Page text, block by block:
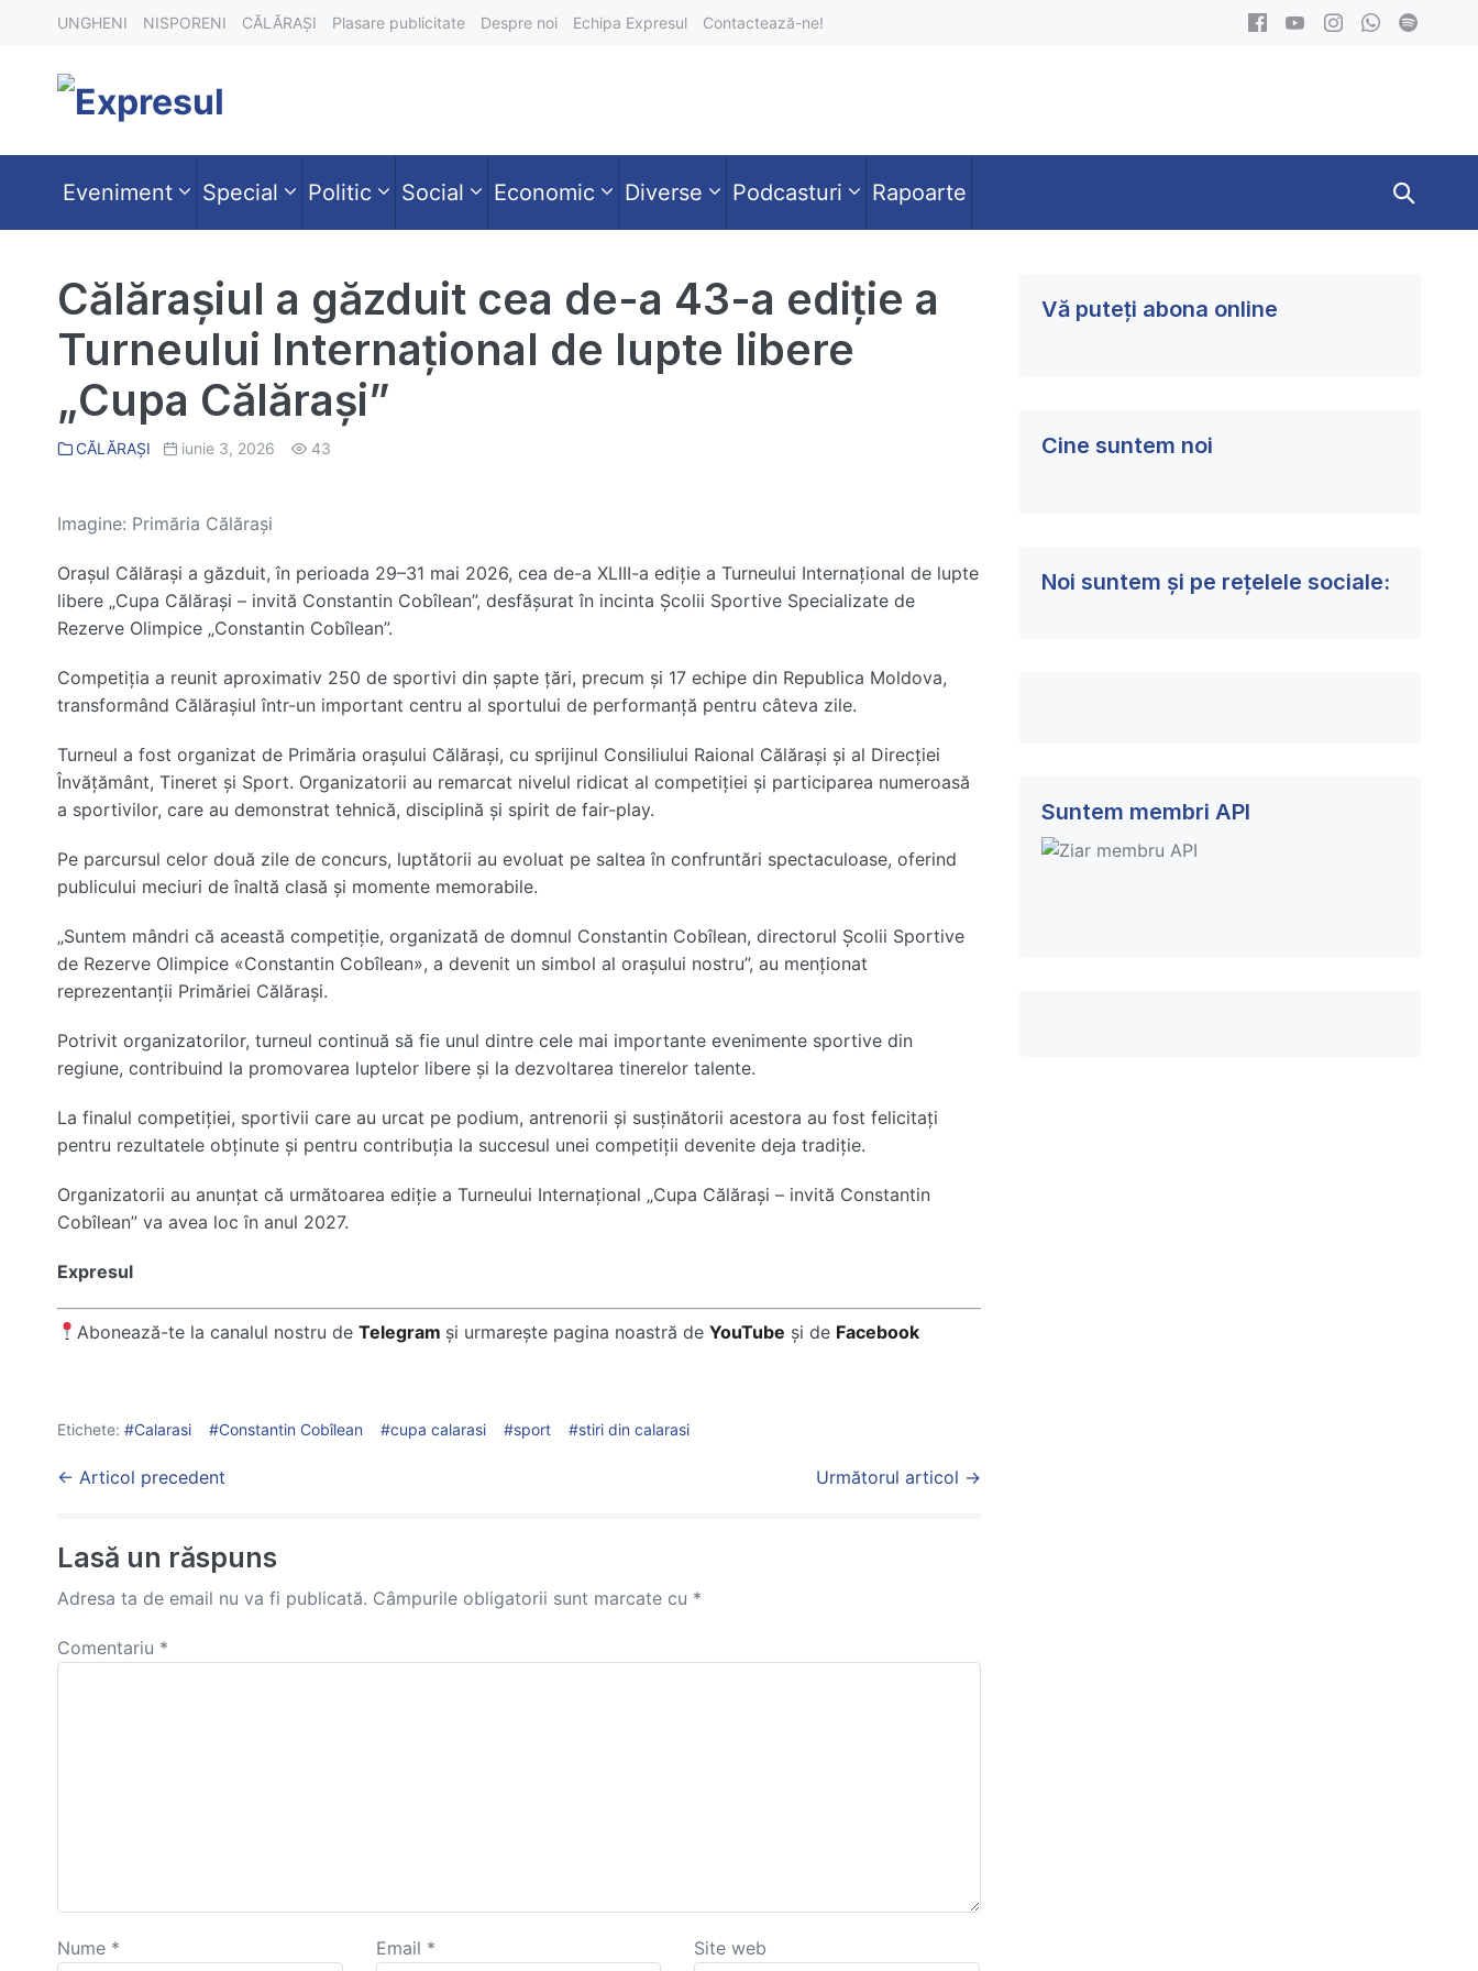
UNGHENI NISPORENI CĂLĂRAȘI Plasare publicitate Despre noi Echipa Expresul Contactează-ne!
Eveniment Special Politic Social Economic Diverse Podcasturi Rapoarte
Search
Toggle
Călărașiul a găzduit cea de-a 43-a ediție a
Turneului Internațional de lupte libere
„Cupa Călărași”
CĂLĂRAȘI iunie 3, 2026 43
Imagine: Primăria Călărași
Orașul Călărași a găzduit, în perioada 29–31 mai 2026, cea de-a XLIII-a ediție a Turneului Internațional de lupte
libere „Cupa Călărași – invită Constantin Cobîlean”, desfășurat în incinta Școlii Sportive Specializate de
Rezerve Olimpice „Constantin Cobîlean”.
Competiția a reunit aproximativ 250 de sportivi din șapte țări, precum și 17 echipe din Republica Moldova,
transformând Călărașiul într-un important centru al sportului de performanță pentru câteva zile.
Turneul a fost organizat de Primăria orașului Călărași, cu sprijinul Consiliului Raional Călărași și al Direcției
Învățământ, Tineret și Sport. Organizatorii au remarcat nivelul ridicat al competiției și participarea numeroasă
a sportivilor, care au demonstrat tehnică, disciplină și spirit de fair-play.
Pe parcursul celor două zile de concurs, luptătorii au evoluat pe saltea în confruntări spectaculoase, oferind
publicului meciuri de înaltă clasă și momente memorabile.
„Suntem mândri că această competiție, organizată de domnul Constantin Cobîlean, directorul Școlii Sportive
de Rezerve Olimpice «Constantin Cobîlean», a devenit un simbol al orașului nostru”, au menționat
reprezentanții Primăriei Călărași.
Potrivit organizatorilor, turneul continuă să fie unul dintre cele mai importante evenimente sportive din
regiune, contribuind la promovarea luptelor libere și la dezvoltarea tinerelor talente.
La finalul competiției, sportivii care au urcat pe podium, antrenorii și susținătorii acestora au fost felicitați
pentru rezultatele obținute și pentru contribuția la succesul unei competiții devenite deja tradiție.
Organizatorii au anunțat că următoarea ediție a Turneului Internațional „Cupa Călărași – invită Constantin
Cobîlean” va avea loc în anul 2027.
Expresul
Abonează-te la canalul nostru deTelegram și urmarește pagina noastră deYouTube și de Facebook
Etichete: Calarasi Constantin Cobîlean cupa calarasi sport stiri din calarasi
Post
← Articol precedent Următorul articol →
Lasă un răspuns
Adresa ta de email nu va fi publicată. Câmpurile obligatorii sunt marcate cu *
Comentariu *
Nume * Email * Site web
Vă puteți abona online
Cine suntem noi
Noi suntem și pe rețelele sociale:
Suntem membri API